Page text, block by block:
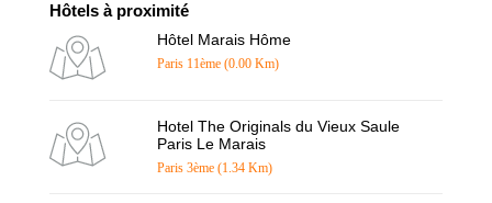
Hôtels à proximité
Hôtel Marais Hôme
Paris 11ème (0.00 Km)
Hotel The Originals du Vieux Saule
Paris Le Marais
Paris 3ème (1.34 Km)